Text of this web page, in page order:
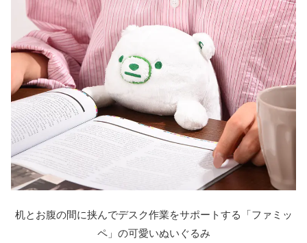
机とお腹の間に挟んでデスク作業をサポートする「ファミッ
ペ」の可愛いぬいぐるみ